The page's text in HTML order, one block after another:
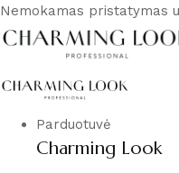
Nemokamas pristatymas
Parduotuvė
Charming Look